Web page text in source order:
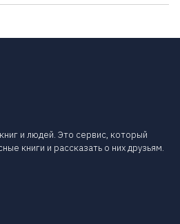
и людей. Это сервис, который
книги и рассказать о них друзьям.